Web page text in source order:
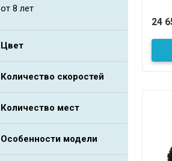
от 8 лет
Цвет
Количество скоростей
Количество мест
Особенности модели
24